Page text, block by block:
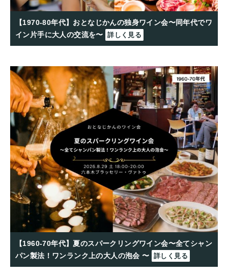
【1970-80年代】おとなじかんの独身ワイン会〜同年代でワ
イン片手に大人の交流を〜
詳しく見る
【1960-70年代】夏のスパークリングワイン会〜全てシャン
パン製法！ワンランク上の大人の泡会 〜 詳しく見る